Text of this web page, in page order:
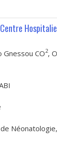
Gnessou CO2,